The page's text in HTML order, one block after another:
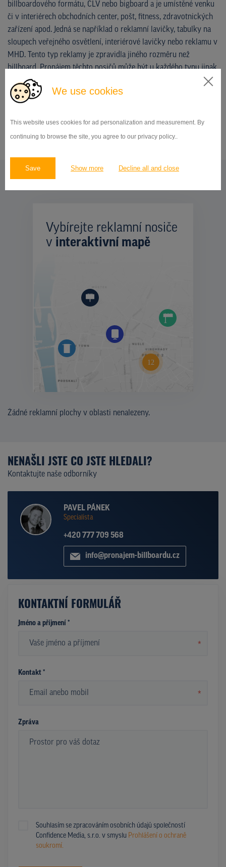
We use cookies
This website uses cookies for ad personalization and measurement. By
continuing to browse the site, you agree to our privacy policy..
Save Show more Decline all and close
billboardového formátu, CLV nebo bigboard a je umístěné venku
či v interiérech obchodních center, pošt, fitness, zdravotnických
zařízení apod. Jedná se například o reklamní lavičky, tabulky na
sloupech veřejného osvětlení, interiérové lavičky nebo reklamu v
MHD. Tento typ reklamy je zpravidla jiného rozměru než
billboard. Pronájem těchto nosičů může být u každého typu jinak
dlouhý.
Vybírejte reklamní nosiče
v interaktivní mapě
Žádné reklamní plochy v oblasti nenalezeny.
NENAŠLI JSTE CO JSTE HLEDALI?
Kontaktujte naše odborníky
PAVEL PÁNEK
Specialista
+420 777 709 568
info@pronajem-billboardu.cz
KONTAKTNÍ FORMULÁŘ
Jméno a příjmení *
*
Kontakt *
*
Zpráva
Souhlasím se zpracováním osobních údajů společností
Confidence Media, s.r.o. v smyslu Prohlášení o ochraně
soukromí.